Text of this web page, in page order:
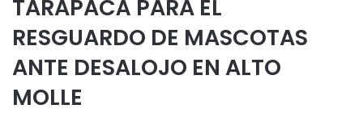
TARAPACÁ PARA EL
RESGUARDO DE MASCOTAS
ANTE DESALOJO EN ALTO
MOLLE